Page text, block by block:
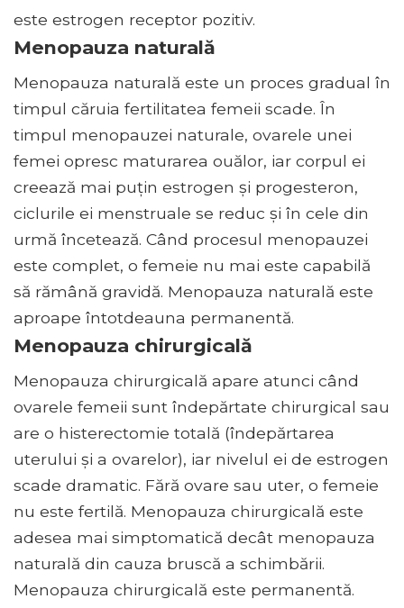
este estrogen receptor pozitiv.
Menopauza naturală
Menopauza naturală este un proces gradual în
timpul căruia fertilitatea femeii scade. În
timpul menopauzei naturale, ovarele unei
femei opresc maturarea ouălor, iar corpul ei
creează mai puțin estrogen și progesteron,
ciclurile ei menstruale se reduc și în cele din
urmă încetează. Când procesul menopauzei
este complet, o femeie nu mai este capabilă
să rămână gravidă. Menopauza naturală este
aproape întotdeauna permanentă.
Menopauza chirurgicală
Menopauza chirurgicală apare atunci când
ovarele femeii sunt îndepărtate chirurgical sau
are o histerectomie totală (îndepărtarea
uterului și a ovarelor), iar nivelul ei de estrogen
scade dramatic. Fără ovare sau uter, o femeie
nu este fertilă. Menopauza chirurgicală este
adesea mai simptomatică decât menopauza
naturală din cauza bruscă a schimbării.
Menopauza chirurgicală este permanentă.